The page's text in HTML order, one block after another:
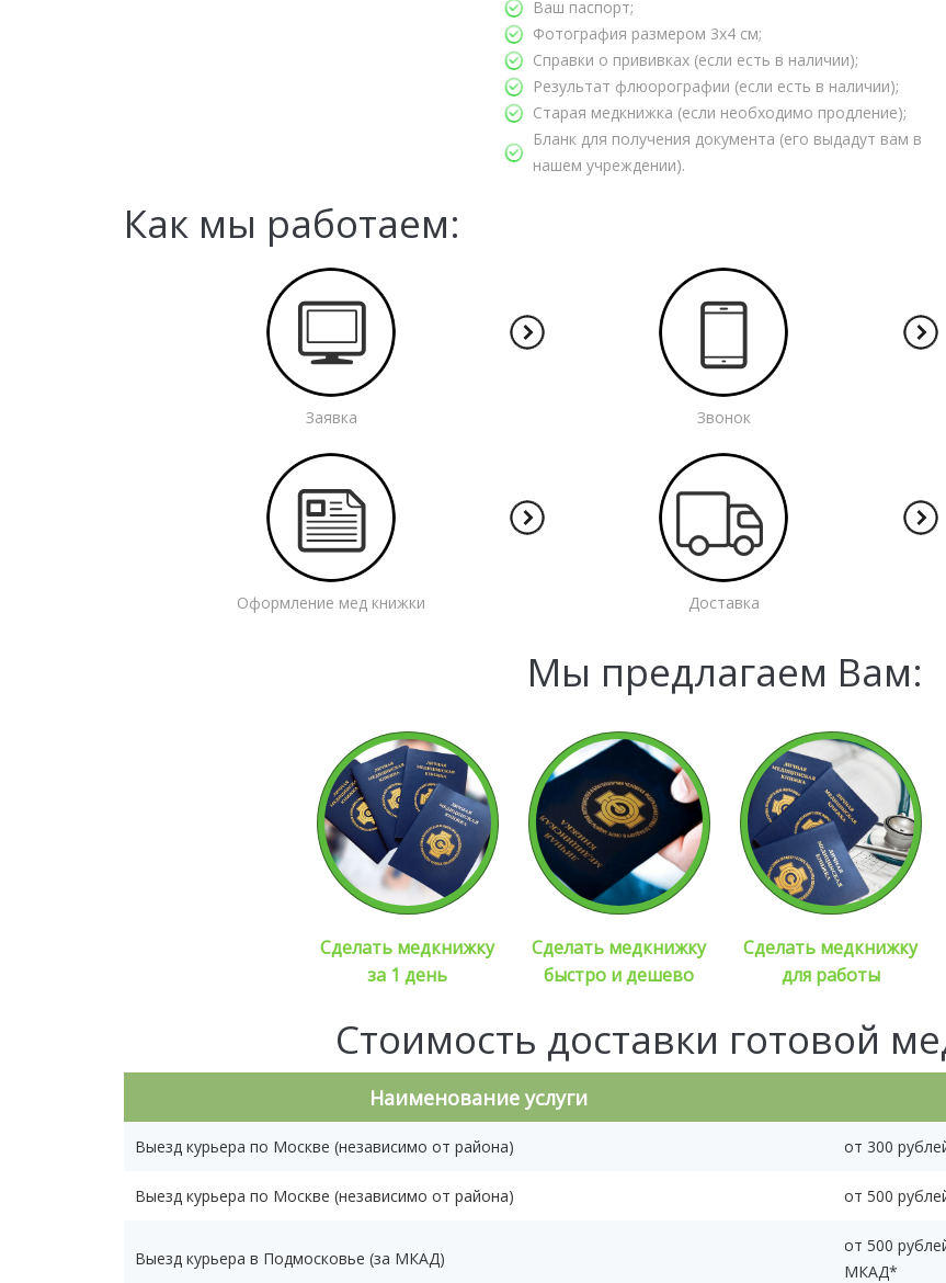
Ваш паспорт;
Фотография размером 3х4 см;
Справки о прививках (если есть в наличии);
Результат флюорографии (если есть в наличии);
Старая медкнижка (если необходимо продление);
Бланк для получения документа (его выдадут вам в
нашем учреждении).
Как мы работаем:
Заявка Звонок
Оформление мед книжки Доставка
Мы предлагаем Вам:
Сделать медкнижку
за 1 день
Сделать медкнижку
быстро и дешево
Сделать медкнижку
для работы
Стоимость доставки готовой
Наименование услуги
Выезд курьера по Москве (независимо от района) от 300
Выезд курьера по Москве (независимо от района) от 500
Выезд курьера в Подмосковье (за МКАД)
от 500
МКАД*